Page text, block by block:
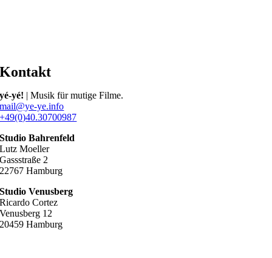
Kontakt
yé-yé! | Musik für mutige Filme.
mail@ye-ye.info
+49(0)40.30700987
Studio Bahrenfeld
Lutz Moeller
Gassstraße 2
22767 Hamburg
Studio Venusberg
Ricardo Cortez
Venusberg 12
20459 Hamburg